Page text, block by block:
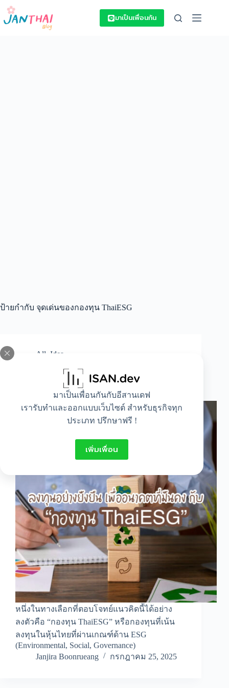
Skip
content
มาเป็นเพื่อนกันกับอีสานเดฟ
เรารับทำและออกแบบเว็บไซต์ สำหรับธุรกิจทุก
ประเภท ปรึกษาฟรี !
เพิ่มเพื่อน
มาเป็นเพื่อนกัน
ป้ายกำกับ จุดเด่นของกองทุน ThaiESG
All Idea
ลงทุนอย่างยั่งยืน เพื่ออนาคตที่มั่นคง กับ “กองทุน
หนึ่งในทางเลือกที่ตอบโจทย์แนวคิดนี้ได้อย่าง
ลงตัวคือ “กองทุน ThaiESG” หรือกองทุนที่เน้น
ลงทุนในหุ้นไทยที่ผ่านเกณฑ์ด้าน ESG
(Environmental, Social, Governance)
Janjira Boonrueang
กรกฎาคม 25, 2025